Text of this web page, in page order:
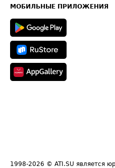
Техническая информация
МОБИЛЬНЫЕ ПРИЛОЖЕНИЯ
1998-2026 © ATI.SU является